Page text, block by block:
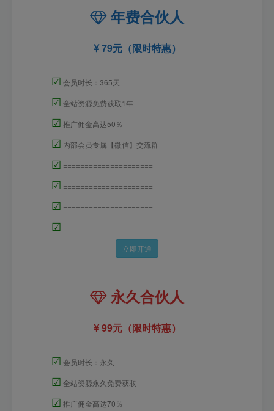
年费合伙人
79元（限时特惠）
☑ 会员时长：365天
☑ 全站资源免费获取1年
☑ 推广佣金高达50％
☑ 内部会员专属【微信】交流群
☑ =====================
☑ =====================
☑ =====================
☑ =====================
立即开通
永久合伙人
99元（限时特惠）
☑ 会员时长：永久
☑ 全站资源永久免费获取
☑ 推广佣金高达70％